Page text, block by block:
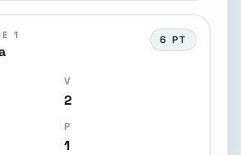
1 6 PT
V
2
P
1